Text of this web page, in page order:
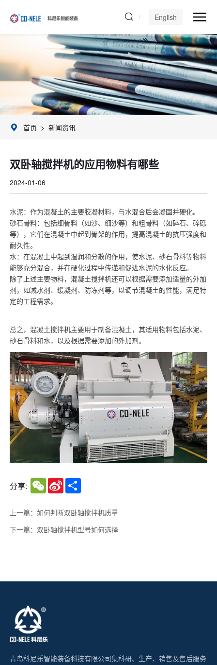
English
首页 > 新闻资讯
双卧轴搅拌机的应用物料有哪些
2024-01-06
水泥：作为混凝土的主要胶凝材料，与水混合后会凝固并硬化。
砂石骨料：包括细骨料（如沙、细沙等）和粗骨料（如碎石、碎砾
等），它们在混凝土中起到骨架的作用，提高混凝土的抗压强度和
耐久性。
水：在混凝土中起到湿润和分散的作用，使水泥、砂石骨料等物料
能够充分混合，并在硬化过程中传递和促进水泥的水化反应。
除了上述主要物料，混凝土搅拌机还可以根据需要添加适量的外加
剂，如减水剂、缓凝剂、防冻剂等，以调节混凝土的性能，满足特
定的工程需求。
总之，混凝土搅拌机主要用于制备混凝土，其适用物料包括水泥、
砂石骨料和水，以及根据需要添加的外加剂。
分享: WeChatSina
Weibo
上一篇：如何判断双卧轴搅拌机质量
下一篇：双卧轴搅拌机型号如何选择
青岛科尼乐智能装备科技有限公司集科研、生产、销售及售后服务